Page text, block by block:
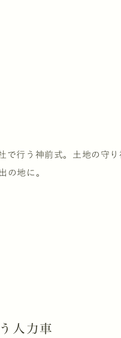
で行う神前式。土地の守
の地に。
人力車